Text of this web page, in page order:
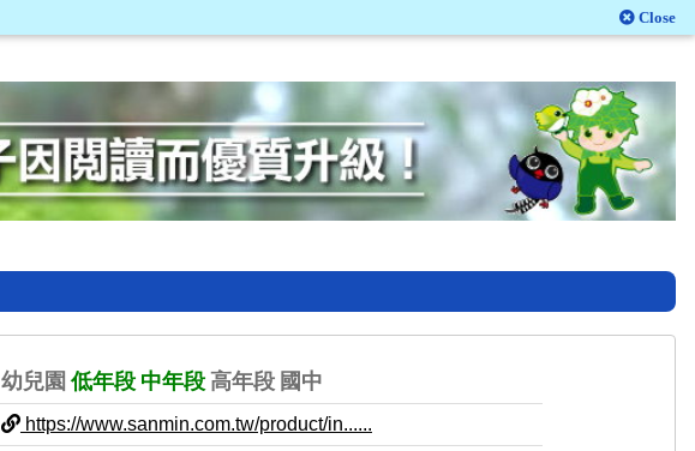
Close
幼兒園 低年段 中年段 高年段 國中
https://www.sanmin.com.tw/product/in......